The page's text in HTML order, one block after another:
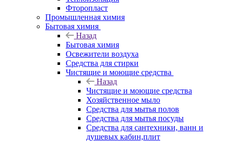
Фторопласт
Промышленная химия
Бытовая химия
Назад
Бытовая химия
Освежители воздуха
Средства для стирки
Чистящие и моющие средства
Назад
Чистящие и моющие средства
Хозяйственное мыло
Средства для мытья полов
Средства для мытья посуды
Средства для сантехники, ванн и
душевых кабин,плит